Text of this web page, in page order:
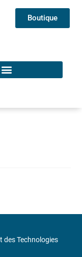
Boutique
des Technologies